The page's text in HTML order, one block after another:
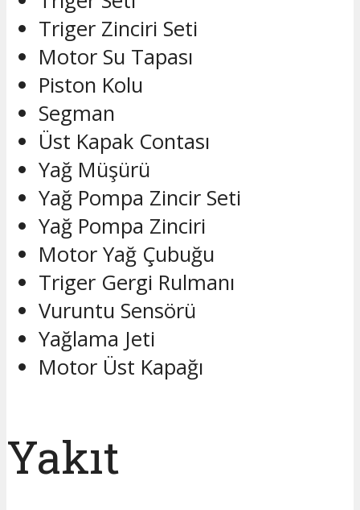
Triger Zinciri Seti
Motor Su Tapası
Piston Kolu
Segman
Üst Kapak Contası
Yağ Müşürü
Yağ Pompa Zincir Seti
Yağ Pompa Zinciri
Motor Yağ Çubuğu
Triger Gergi Rulmanı
Vuruntu Sensörü
Yağlama Jeti
Motor Üst Kapağı
Yakıt